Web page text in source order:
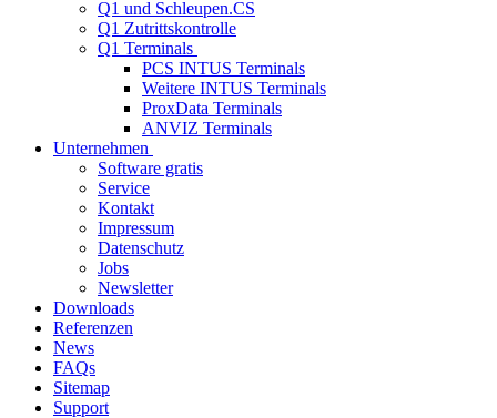
Q1 und Schleupen.CS
Q1 Zutrittskontrolle
Q1 Terminals
PCS INTUS Terminals
Weitere INTUS Terminals
ProxData Terminals
ANVIZ Terminals
Unternehmen
Software gratis
Service
Kontakt
Impressum
Datenschutz
Jobs
Newsletter
Downloads
Referenzen
News
FAQs
Sitemap
Support